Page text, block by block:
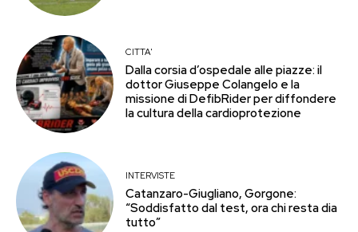
CITTA'
Dalla corsia d’ospedale alle piazze: il
dottor Giuseppe Colangelo e la
missione di DefibRider per diffondere
la cultura della cardioprotezione
INTERVISTE
Catanzaro-Giugliano, Gorgone:
“Soddisfatto dal test, ora chi resta dia
tutto”